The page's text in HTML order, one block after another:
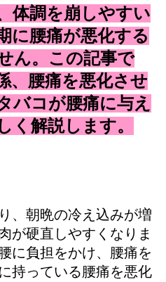
体調を崩しやすい
に腰痛が悪化する
ん。この記事で
、腰痛を悪化させ
バコが腰痛に与え
く解説します。
、朝晩の冷え込みが増
が硬直しやすくなりま
に負担をかけ、腰痛を
持っている腰痛を悪化